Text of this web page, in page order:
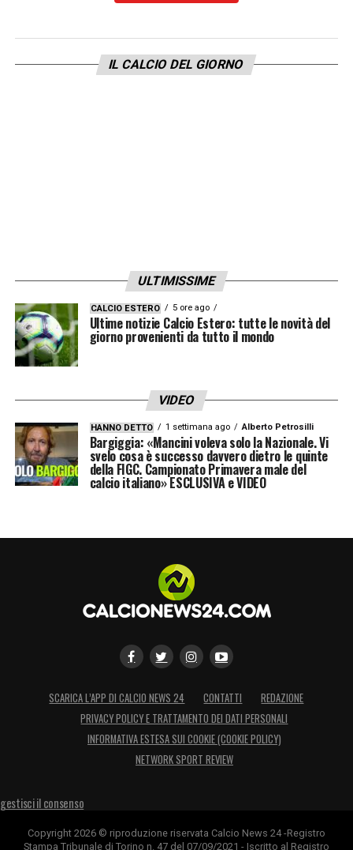
prenderlo, è stato abbastanza casuale.
Abbiamo subito un po’ di possesso in alcune
LA PLAYLIST DELLE NOSTRE TOP NEWS
IL CALCIO DEL GIORNO
ULTIMISSIME
CALCIO ESTERO 5 ore ago
Ultime notizie Calcio Estero: tutte le novità del
giorno provenienti da tutto il mondo
VIDEO
HANNO DETTO 1 settimana ago Alberto Petrosilli
Bargiggia: «Mancini voleva solo la Nazionale. Vi
svelo cosa è successo davvero dietro le quinte
della FIGC. Campionato Primavera male del
calcio italiano» ESCLUSIVA e VIDEO
SCARICA L’APP DI CALCIO NEWS 24 CONTATTI
REDAZIONE
PRIVACY POLICY E TRATTAMENTO DEI DATI PERSONALI
INFORMATIVA ESTESA SUI COOKIE (COOKIE POLICY)
NETWORK SPORT REVIEW
gestisci il consenso
Copyright 2026 © riproduzione riservata Calcio News 24 -Registro
Stampa Tribunale di Torino n. 47 del 07/09/2021 - Iscritto al Registro